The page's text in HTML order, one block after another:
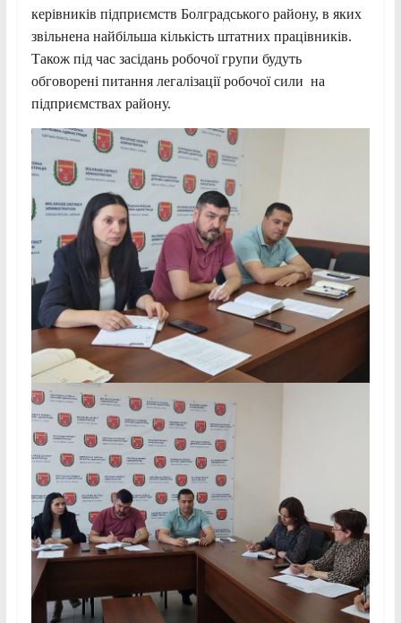
керівників підприємств Болградського району, в яких
звільнена найбільша кількість штатних працівників.
Також під час засідань робочої групи будуть
обговорені питання легалізації робочої сили на
підприємствах району.